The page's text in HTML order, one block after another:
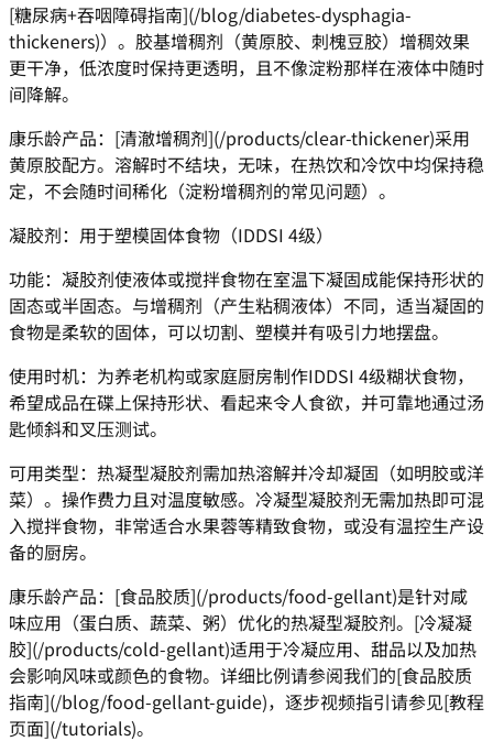
[糖尿病+吞咽障碍指南](/blog/diabetes-dysphagia-
thickeners)）。胶基增稠剂（黄原胶、刺槐豆胶）增稠效果
更干净，低浓度时保持更透明，且不像淀粉那样在液体中随时
间降解。
康乐龄产品：[清澈增稠剂](/products/clear-thickener)采用
黄原胶配方。溶解时不结块，无味，在热饮和冷饮中均保持稳
定，不会随时间稀化（淀粉增稠剂的常见问题）。
凝胶剂：用于塑模固体食物（IDDSI 4级）
功能：凝胶剂使液体或搅拌食物在室温下凝固成能保持形状的
固态或半固态。与增稠剂（产生粘稠液体）不同，适当凝固的
食物是柔软的固体，可以切割、塑模并有吸引力地摆盘。
使用时机：为养老机构或家庭厨房制作IDDSI 4级糊状食物，
希望成品在碟上保持形状、看起来令人食欲，并可靠地通过汤
匙倾斜和叉压测试。
可用类型：热凝型凝胶剂需加热溶解并冷却凝固（如明胶或洋
菜）。操作费力且对温度敏感。冷凝型凝胶剂无需加热即可混
入搅拌食物，非常适合水果蓉等精致食物，或没有温控生产设
备的厨房。
康乐龄产品：[食品胶质](/products/food-gellant)是针对咸
味应用（蛋白质、蔬菜、粥）优化的热凝型凝胶剂。[冷凝凝
胶](/products/cold-gellant)适用于冷凝应用、甜品以及加热
会影响风味或颜色的食物。详细比例请参阅我们的[食品胶质
指南](/blog/food-gellant-guide)，逐步视频指引请参见[教程
页面](/tutorials)。